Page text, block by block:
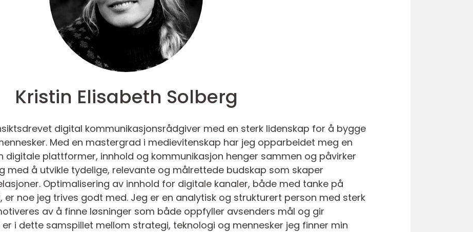
Kristin Elisabeth Solberg
digital kommunikasjonsrådgiver med en sterk lidenskap for å bygge
Med en mastergrad i medievitenskap har jeg opparbeidet meg en
plattformer, innhold og kommunikasjon henger sammen og påvirker
med å utvikle tydelige, relevante og målrettede budskap som skaper
Optimalisering av innhold for digitale kanaler, både med tanke på
er noe jeg trives godt med. Jeg er en analytisk og strukturert person med sterk
av å finne løsninger som både oppfyller avsenders mål og gir
i dette samspillet mellom strategi, teknologi og mennesker jeg finner min